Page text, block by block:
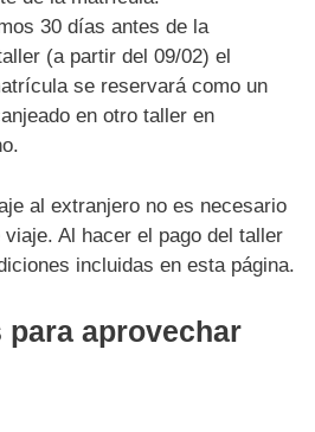
30 días antes de la
(a partir del 09/02) el
se reservará como un
en otro taller en
al extranjero no es necesario
Al hacer el pago del taller
incluidas en esta página.
para aprovechar